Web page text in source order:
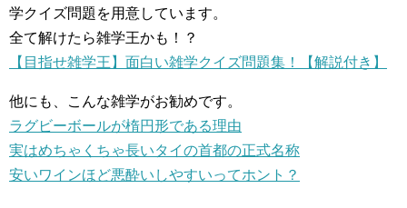
学クイズ問題を用意しています。
全て解けたら雑学王かも！？
【目指せ雑学王】面白い雑学クイズ問題集！【解説付き】
他にも、こんな雑学がお勧めです。
ラグビーボールが楕円形である理由
実はめちゃくちゃ長いタイの首都の正式名称
安いワインほど悪酔いしやすいってホント？